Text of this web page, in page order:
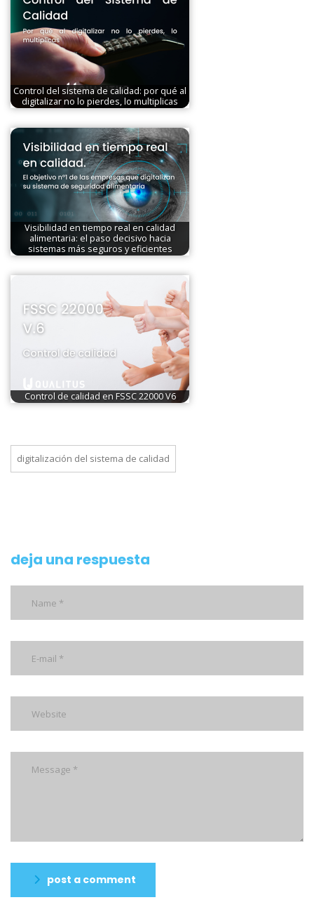
Control del sistema de calidad: por qué al
digitalizar no lo pierdes, lo multiplicas
Visibilidad en tiempo real en calidad
alimentaria: el paso decisivo hacia
sistemas más seguros y eficientes
Control de calidad en FSSC 22000 V6
digitalización del sistema de calidad
deja una respuesta
post a comment